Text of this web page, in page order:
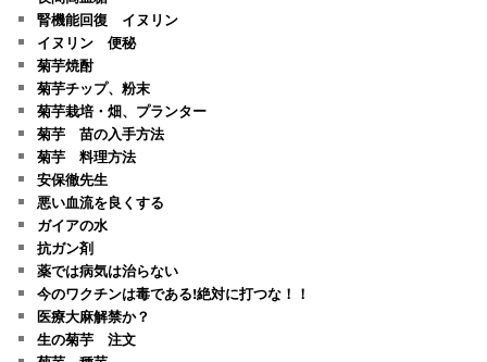
腎機能回復 イヌリン
イヌリン 便秘
菊芋焼酎
菊芋チップ、粉末
菊芋栽培・畑、プランター
菊芋 苗の入手方法
菊芋 料理方法
安保徹先生
悪い血流を良くする
ガイアの水
抗ガン剤
薬では病気は治らない
今のワクチンは毒である!絶対に打つな！！
医療大麻解禁か？
生の菊芋 注文